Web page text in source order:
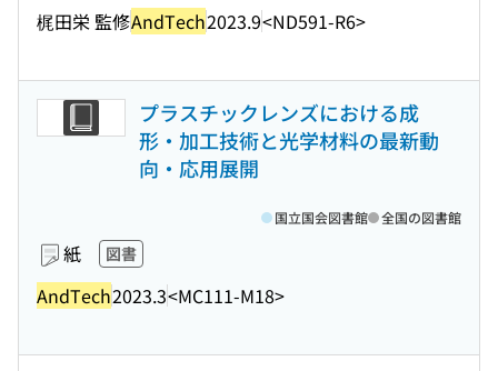
梶田栄 監修AndTech2023.9<ND591-R6>
プラスチックレンズにおける成
形・加工技術と光学材料の最新動
向・応用展開
紙 図書
AndTech2023.3<MC111-M18>
国立国会図書館 全国の図書館